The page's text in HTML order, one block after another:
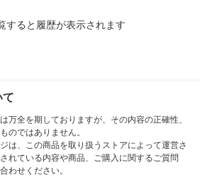
すると履歴が表示されます
て
万全を期しておりますが、その内容の正確性、
のではありません。
は、この商品を取り扱うストアによって運営さ
れている内容や商品、ご購入に関するご質問
わせください。